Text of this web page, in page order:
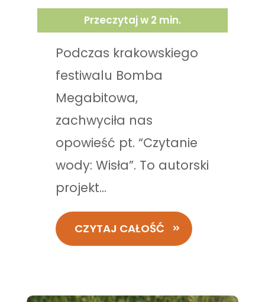
Przeczytaj w 2 min.
Podczas krakowskiego
festiwalu Bomba
Megabitowa,
zachwyciła nas
opowieść pt. “Czytanie
wody: Wisła”. To autorski
projekt...
CZYTAJ CAŁOŚĆ